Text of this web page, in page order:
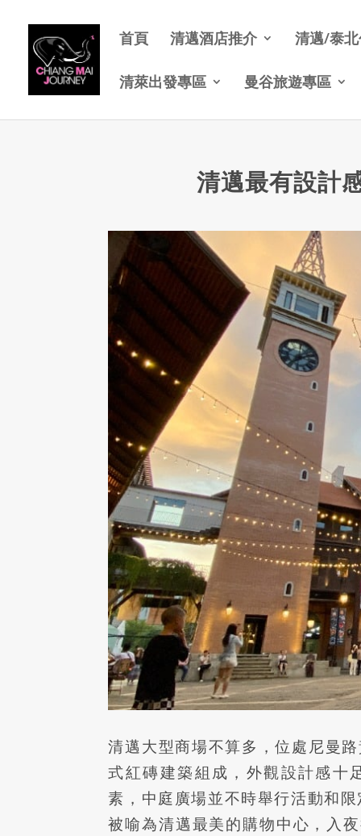
首頁 清邁酒店推介 清邁/泰
清萊出發專區 曼谷旅遊專區
清邁最有設計
清邁大型商場不算多，位處尼曼
式紅磚建築組成，外觀設計感十
素，中庭廣場並不時舉行活動和
被喻為清邁最美的購物中心，入